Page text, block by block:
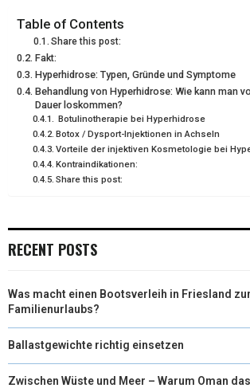
T
T
E
R
)
O E
T
Table of Contents
Share this post:
Fakt:
Hyperhidrose: Typen, Gründe und Symptome
Behandlung von Hyperhidrose: Wie kann man
Dauer loskommen?
Botulinotherapie bei Hyperhidrose
Botox / Dysport-Injektionen in Achseln
Vorteile der injektiven Kosmetologie bei
Kontraindikationen:
Share this post:
RECENT POSTS
Was macht einen Bootsverleih in Friesland
Familienurlaubs?
Ballastgewichte richtig einsetzen
Zwischen Wüste und Meer – Warum Oman